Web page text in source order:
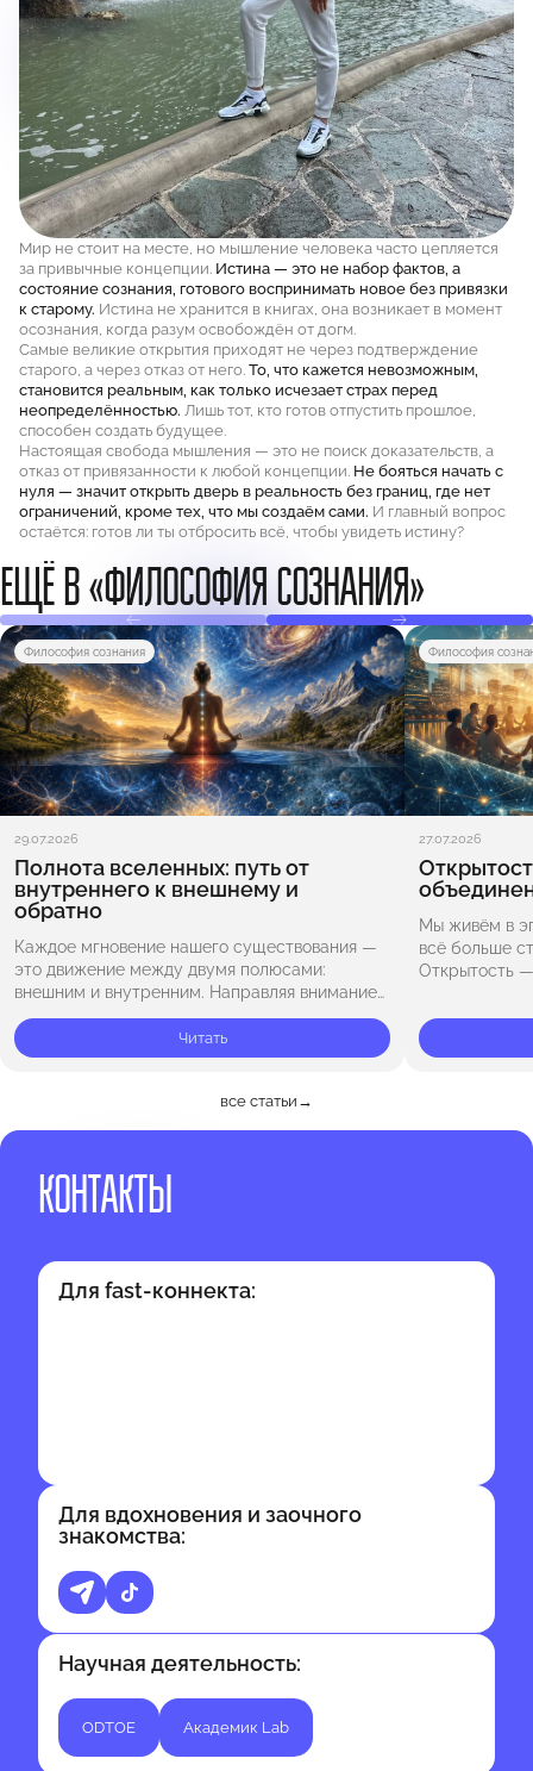
Мир не стоит на месте, но мышление человека часто цепляется
за привычные концепции. Истина — это не набор фактов, а
состояние сознания, готового воспринимать новое без привязки
к старому. Истина не хранится в книгах, она возникает в момент
осознания, когда разум освобождён от догм.
Самые великие открытия приходят не через подтверждение
старого, а через отказ от него.То, что кажется невозможным,
становится реальным, как только исчезает страх перед
неопределённостью. Лишь тот, кто готов отпустить прошлое,
способен создать будущее.
Настоящая свобода мышления — это не поиск доказательств, а
отказ от привязанности к любой концепции. Не бояться начать с
нуля — значит открыть дверь в реальность без границ, где нет
ограничений, кроме тех, что мы создаём сами. И главный вопрос
остаётся: готов ли ты отбросить всё, чтобы увидеть истину?
ЕЩЁ В «ФИЛОСОФИЯ СОЗНАНИЯ»
Философия сознания
29.07.2026
Полнота вселенных: путь от
внутреннего к внешнему и
обратно
Каждое мгновение нашего существования —
это движение между двумя полюсами:
внешним и внутренним. Направляя внимание
во внешний мир — к природе, звёздам и
бескрайнему космосу, — мы ощущаем
масштаб Вселенной…
Читать
Философия
27.07.2026
Мы живём в
всё больше
Открытость
основе
все статьи →
КОНТАКТЫ
Для fast-коннекта:
Для вдохновения и заочного
знакомства:
Научная деятельность:
ODTOE Академик Lab